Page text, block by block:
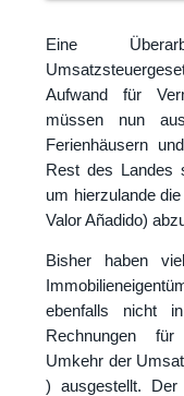
Eine
Aufwand für
müssen nun
Ferienhäusern
Rest des Landes
um hierzulande
Valor Añadido)
Bisher haben
ebenfalls nicht
Rechnungen
Umkehr der
) ausgestellt. Der